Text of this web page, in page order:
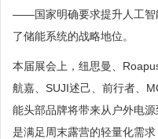
——国家明确要求提升人工智
了储能系统的战略地位。
本届展会上，纽思曼、
航嘉、SUJI述己、前行者、
能头部品牌将带来从户外电
是满足周末露营的轻量化需